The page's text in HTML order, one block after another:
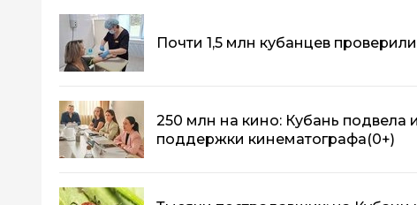
Почти 1,5 млн кубанцев
250 млн на кино: Кубань подвела
поддержки кинематографа(0+)